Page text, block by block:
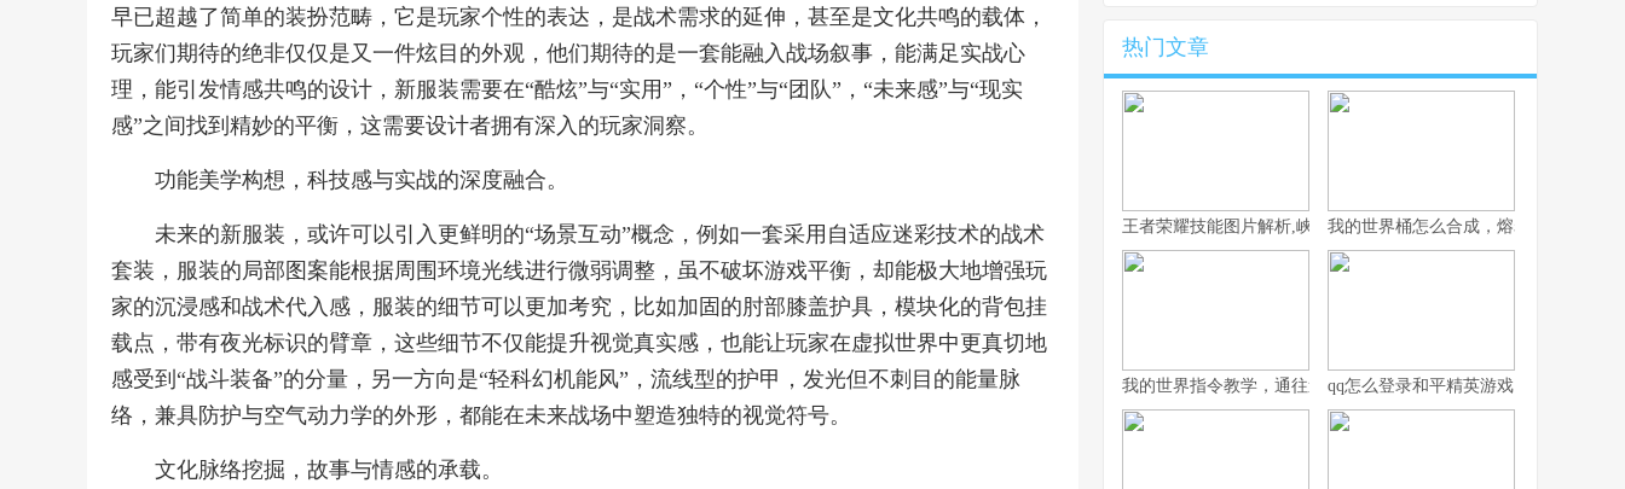
早已超越了简单的装扮范畴，它是玩家个性的表达，是战术需求的延伸，甚至是文化共鸣的载体，
玩家们期待的绝非仅仅是又一件炫目的外观，他们期待的是一套能融入战场叙事，能满足实战心
理，能引发情感共鸣的设计，新服装需要在“酷炫”与“实用”，“个性”与“团队”，“未来感”与“现实
感”之间找到精妙的平衡，这需要设计者拥有深入的玩家洞察。
功能美学构想，科技感与实战的深度融合。
未来的新服装，或许可以引入更鲜明的“场景互动”概念，例如一套采用自适应迷彩技术的战术
套装，服装的局部图案能根据周围环境光线进行微弱调整，虽不破坏游戏平衡，却能极大地增强玩
家的沉浸感和战术代入感，服装的细节可以更加考究，比如加固的肘部膝盖护具，模块化的背包挂
载点，带有夜光标识的臂章，这些细节不仅能提升视觉真实感，也能让玩家在虚拟世界中更真切地
感受到“战斗装备”的分量，另一方向是“轻科幻机能风”，流线型的护甲，发光但不刺目的能量脉
络，兼具防护与空气动力学的外形，都能在未来战场中塑造独特的视觉符号。
文化脉络挖掘，故事与情感的承载。
热门文章
王者荣耀技能图片解析,峡谷战场的视觉密码我的世界桶怎么合成，熔岩水与奶的奥
我的世界指令教学，通往造物主的钥匙，资深玩家的终极指南
qq怎么登录和平精英游戏，一位资深